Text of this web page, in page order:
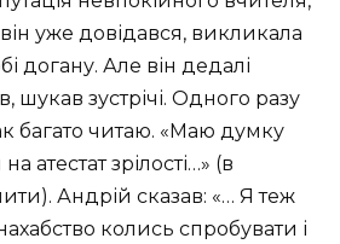
уже довідався, викликала
догану. Але він дедалі
шукав зустрічі. Одного разу
багато читаю. «Маю думку
атестат зрілості…» (в
Андрій сказав: «… Я теж
колись спробувати і